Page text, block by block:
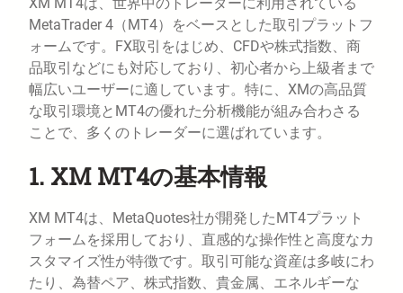
XM MT4は、世界中のトレーダーに利用されている
MetaTrader 4（MT4）をベースとした取引プラットフ
ォームです。FX取引をはじめ、CFDや株式指数、商
品取引などにも対応しており、初心者から上級者まで
幅広いユーザーに適しています。特に、XMの高品質
な取引環境とMT4の優れた分析機能が組み合わさる
ことで、多くのトレーダーに選ばれています。
1. XM MT4の基本情報
XM MT4は、MetaQuotes社が開発したMT4プラット
フォームを採用しており、直感的な操作性と高度なカ
スタマイズ性が特徴です。取引可能な資産は多岐にわ
たり、為替ペア、株式指数、貴金属、エネルギーな